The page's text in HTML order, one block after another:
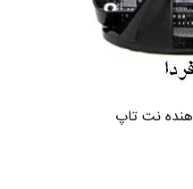
نت تاپ